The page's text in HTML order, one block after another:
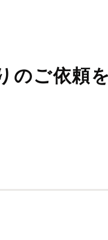
のご依頼